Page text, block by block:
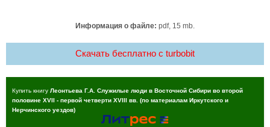
Информация о файле: pdf, 15 mb.
Скачать бесплатно c turbobit
Купить книгу Леонтьева Г.А. Служилые люди в Восточной Сибири во второй
половине XVII - первой четверти XVIII вв. (по материалам Иркутского и
Нерчинского уездов)